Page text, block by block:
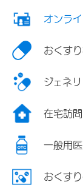
オンラ
おくす
ジェネ
在宅訪問
一般用
おくす